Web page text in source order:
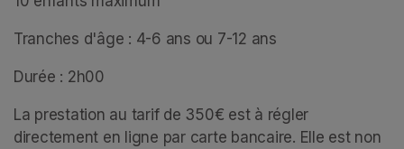
Tranches d'âge : 4-6 ans ou 7-12 ans
Durée : 2h00
La prestation au tarif de 350€ est à régler
directement en ligne par carte bancaire. Elle est non